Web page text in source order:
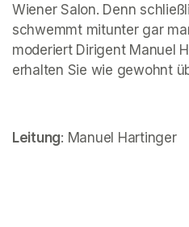
Wiener Salon. Denn
schwemmt mitunter gar
moderiert Dirigent Manuel
erhalten Sie wie gewohnt
Leitung: Manuel Hartinger